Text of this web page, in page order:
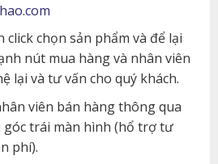
click chọn sản phẩm và để lại
nút mua hàng và nhân viên
lại và tư vấn cho quý khách.
viên bán hàng thông qua
góc trái màn hình (hổ trợ tư
phí).